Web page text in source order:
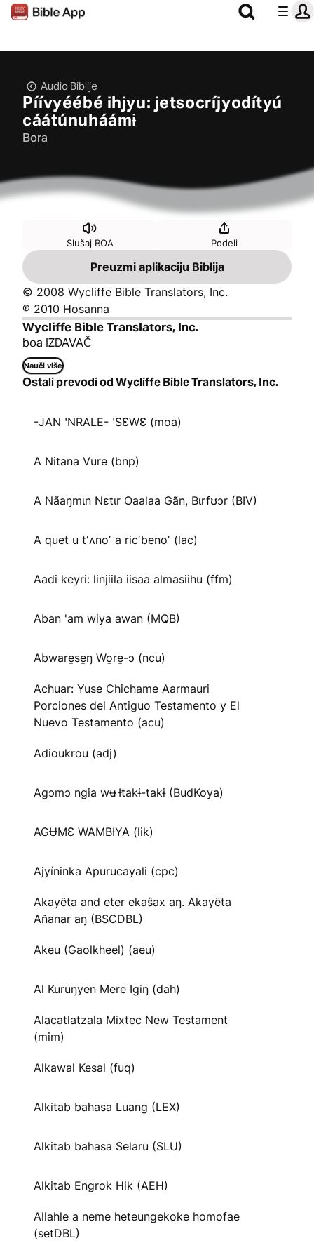
Audio Biblije
Píívyéébé ihjyu: jetsocríjyodítyú
cáátúnuháámɨ
Bora
Slušaj BOA Podeli
Preuzmi aplikaciju Biblija
© 2008 Wycliffe Bible Translators, Inc.
℗ 2010 Hosanna
Wycliffe Bible Translators, Inc.
boa IZDAVAČ
Nauči više
Ostali prevodi od Wycliffe Bible Translators, Inc.
-JAN ꞌNRALE- ꞌSƐWƐ (moa)
A Nitana Vure (bnp)
A Nãaŋmɩn Nɛtɩr Oaalaa Gãn, Bɩrfʊɔr (BIV)
A quet u tʼʌnoʼ a ricʼbenoʼ (lac)
Aadi keyri: linjiila iisaa almasiihu (ffm)
Aban 'am wiya awan (MQB)
Abware̱se̱ŋ Wo̱re̱-ɔ (ncu)
Achuar: Yuse Chichame Aarmauri
Porciones del Antiguo Testamento y El
Nuevo Testamento (acu)
Adioukrou (adj)
Agɔmɔ ngia wʉ Ɨtakɨ-takɨ (BudKoya)
AGɄMƐ WAMBƗYA (lik)
Ajyíninka Apurucayali (cpc)
Akayëta and eter ekaŝax aŋ. Akayëta
Añanar aŋ (BSCDBL)
Akeu (Gaolkheel) (aeu)
Al Kuruŋyen Mere Igiŋ (dah)
Alacatlatzala Mixtec New Testament
(mim)
Alkawal Kesal (fuq)
Alkitab bahasa Luang (LEX)
Alkitab bahasa Selaru (SLU)
Alkitab Engrok Hik (AEH)
Allahle a neme heteungekoke homofae
(setDBL)